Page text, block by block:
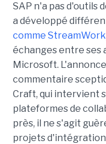
SAP n'a pas d'outils
a développé
comme StreamWork
échanges entre ses
Microsoft.
commentaire
Craft, qui intervient
plateformes de
près, il ne s'agit
projets